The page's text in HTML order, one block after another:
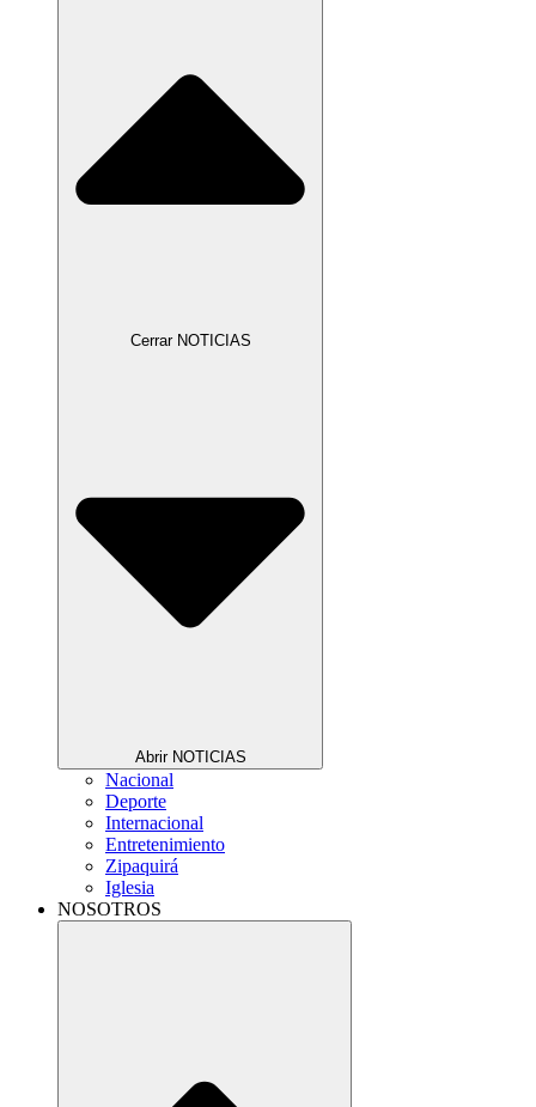
Cerrar NOTICIAS
Abrir NOTICIAS
Nacional
Deporte
Internacional
Entretenimiento
Zipaquirá
Iglesia
NOSOTROS